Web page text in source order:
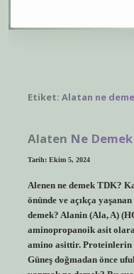
Etiket: Alatan ne
Alaten Ne Demek
Tarih: Ekim 5, 2024
Alenen ne demek TDK?
önünde ve açıkça
demek? Alanin (Ala, A)
aminopropanoik asit
amino asittir. Proteinlerin
Güneş doğmadan önce